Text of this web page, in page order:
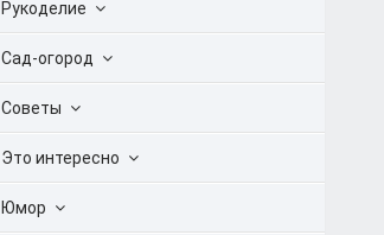
Рукоделие
Сад-огород
Советы
Это интересно
Юмор